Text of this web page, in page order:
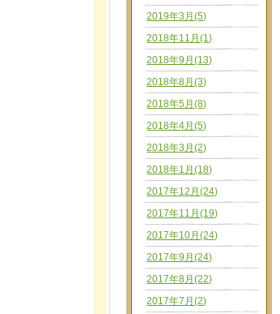
2019年3月(5)
2018年11月(1)
2018年9月(13)
2018年8月(3)
2018年5月(8)
2018年4月(5)
2018年3月(2)
2018年1月(18)
2017年12月(24)
2017年11月(19)
2017年10月(24)
2017年9月(24)
2017年8月(22)
2017年7月(2)